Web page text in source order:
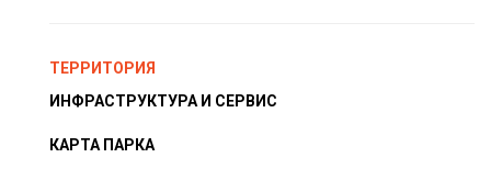
ТЕРРИТОРИЯ
ИНФРАСТРУКТУРА И СЕРВИС
КАРТА ПАРКА